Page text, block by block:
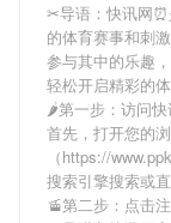
✂导语： 快讯网
的体育赛事和刺
参与其中的乐趣
轻松开启精彩的体
🌶第一步：访问快
首先，打开您的
（https://
搜索引擎搜索或
🚡第二步：点击